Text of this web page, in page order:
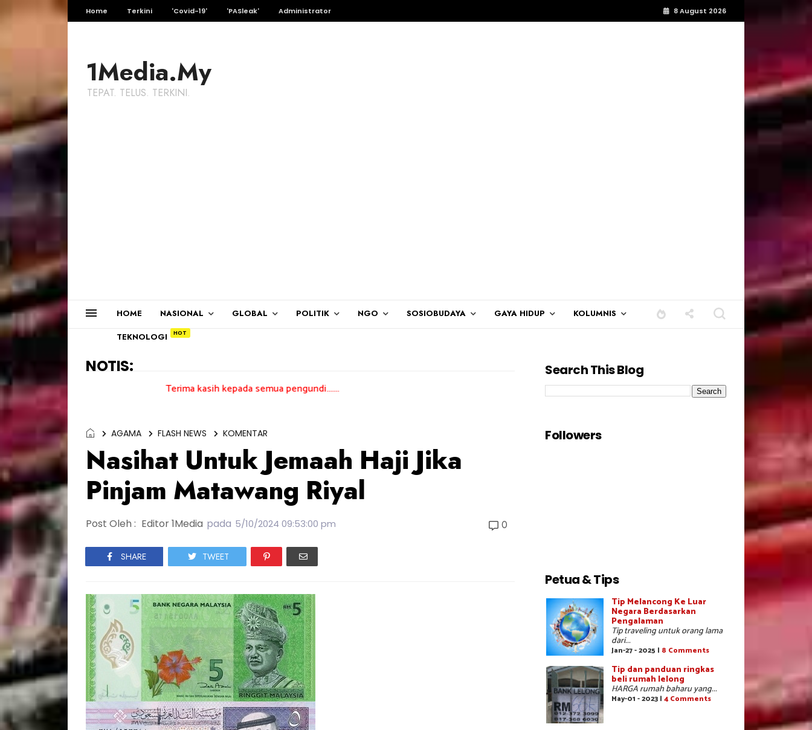
Home Terkini 'Covid-19' 'PASleak' Administrator 8 August 2026
1Media.My
TEPAT. TELUS. TERKINI.
HOME NASIONAL GLOBAL POLITIK NGO SOSIOBUDAYA GAYA HIDUP KOLUMNIS
TEKNOLOGI
NOTIS:
Terima kasih kepada semua pengundi.......
AGAMA FLASH NEWS KOMENTAR
Nasihat Untuk Jemaah Haji Jika
Pinjam Matawang Riyal
Post Oleh : Editor 1Media pada 5/10/2024 09:53:00 pm 0
SHARE TWEET
Search This Blog
Followers
Petua & Tips
Tip Melancong Ke Luar
Negara Berdasarkan
Pengalaman
Tip traveling untuk orang lama
dari...
Jan-27 - 2025 | 8 Comments
Tip dan panduan ringkas
beli rumah lelong
HARGA rumah baharu yang...
May-01 - 2023 | 4 Comments